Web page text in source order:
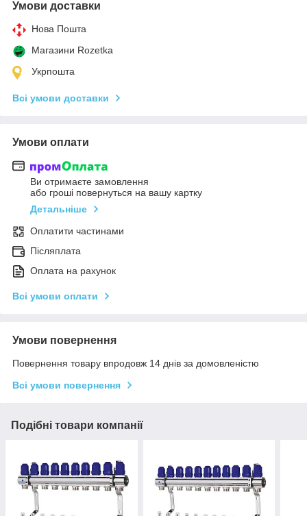
Умови доставки
Нова Пошта
Магазини Rozetka
Укрпошта
Всі умови доставки
Умови оплати
Ви отримаєте замовлення
або гроші повернуться на вашу картку
Детальніше
Оплатити частинами
Післяплата
Оплата на рахунок
Всі умови оплати
Умови повернення
Повернення товару впродовж 14 днів за домовленістю
Всі умови повернення
Подібні товари компанії